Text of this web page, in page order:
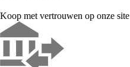
Koop met vertrouwen op onze site